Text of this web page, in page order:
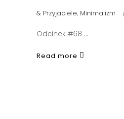
& Przyjaciele, Minimalizm
Odcinek #68
Read more